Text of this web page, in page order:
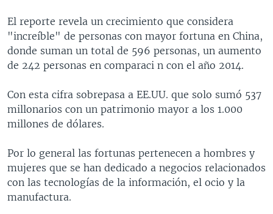
ENTRETENIMIENTO
El reporte revela un crecimiento que considera
"increíble" de personas con mayor fortuna en China,
donde suman un total de 596 personas, un aumento
de 242 personas en comparaci n con el año 2014.
Con esta cifra sobrepasa a EE.UU. que solo sumó 537
millonarios con un patrimonio mayor a los 1.000
millones de dólares.
Por lo general las fortunas pertenecen a hombres y
mujeres que se han dedicado a negocios relacionados
con las tecnologías de la información, el ocio y la
manufactura.